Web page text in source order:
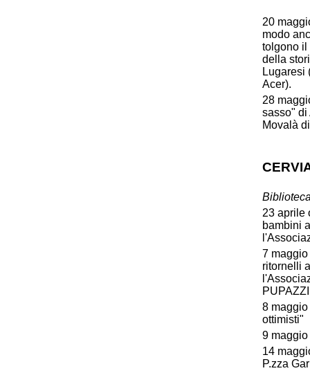
20
modo
tolgono il
della
Lugaresi
Acer).
28
sasso" di
Movalà
23 aprile
bambini
7
ritornelli
PUPAZZI
8
ottimisti"
9
14
P.zza